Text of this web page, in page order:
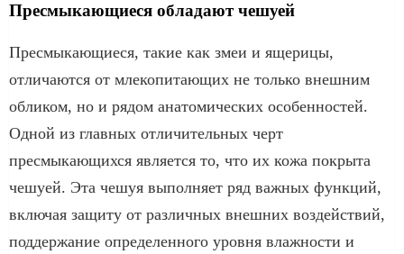
Пресмыкающиеся обладают чешуей
Пресмыкающиеся, такие как змеи и ящерицы,
отличаются от млекопитающих не только внешним
обликом, но и рядом анатомических особенностей.
Одной из главных отличительных черт
пресмыкающихся является то, что их кожа покрыта
чешуей. Эта чешуя выполняет ряд важных функций,
включая защиту от различных внешних воздействий,
поддержание определенного уровня влажности и